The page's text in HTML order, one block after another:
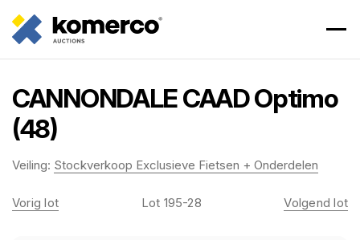
CANNONDALE CAAD Optimo
(48)
Veiling: Stockverkoop Exclusieve Fietsen + Onderdelen
Vorig lot Lot 195-28 Volgend lot